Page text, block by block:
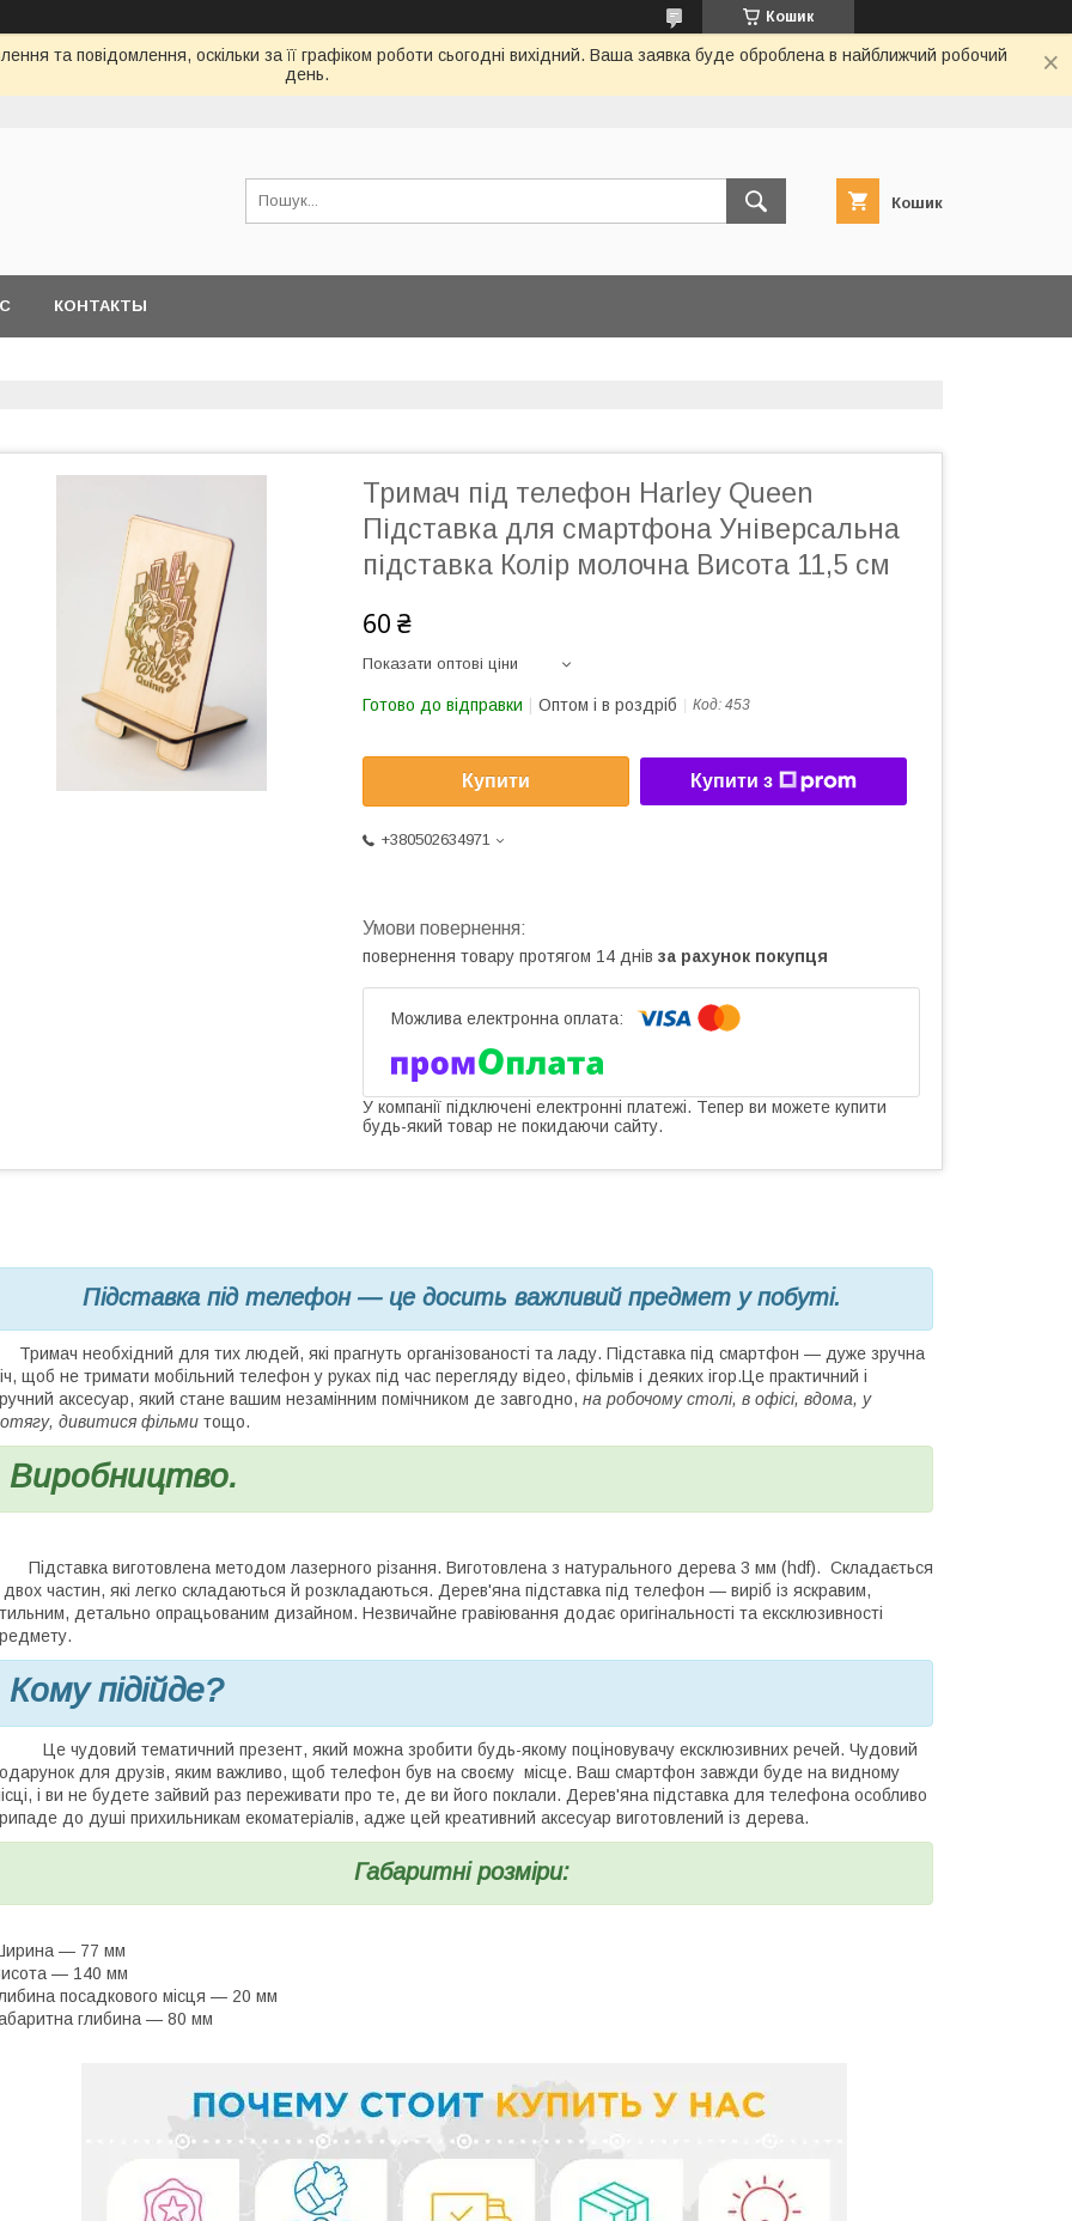
Кошик
та повідомлення, оскільки за її графіком роботи сьогодні вихідний. Ваша заявка буде оброблена в найближчий робочий
день.
Кошик
КОНТАКТЫ
Тримач під телефон Harley Queen
Підставка для смартфона Універсальна
підставка Колір молочна Висота 11,5 см
60 ₴
Показати оптові ціни
Готово до відправки Оптом і в роздріб Код: 453
Купити Купити з
+380502634971
повернення товару протягом 14 днів за рахунок покупця
У компанії підключені електронні платежі. Тепер ви можете купити
будь-який товар не покидаючи сайту.
Підставка під телефон — це досить важливий предмет у побуті.
Тримач необхідний для тих людей, які прагнуть організованості та ладу. Підставка під смартфон — дуже зручна
щоб не тримати мобільний телефон у руках під час перегляду відео, фільмів і деяких ігор.Це практичний і
аксесуар, який стане вашим незамінним помічником де завгодно, на робочому столі, в офісі, вдома, у
дивитися фільми тощо.
Виробництво.
Підставка виготовлена методом лазерного різання. Виготовлена з натурального дерева 3 мм (hdf). Складається
двох частин, які легко складаються й розкладаються. Дерев'яна підставка під телефон — виріб із яскравим,
детально опрацьованим дизайном. Незвичайне гравіювання додає оригінальності та ексклюзивності
Кому підійде?
Це чудовий тематичний презент, який можна зробити будь-якому поціновувачу ексклюзивних речей. Чудовий
для друзів, яким важливо, щоб телефон був на своєму місце. Ваш смартфон завжди буде на видному
і ви не будете зайвий раз переживати про те, де ви його поклали. Дерев'яна підставка для телефона особливо
до душі прихильникам екоматеріалів, адже цей креативний аксесуар виготовлений із дерева.
Габаритні розміри:
— 77 мм
— 140 мм
посадкового місця — 20 мм
глибина — 80 мм